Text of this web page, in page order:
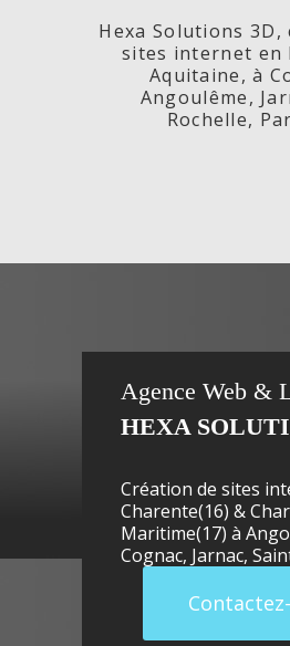
Hexa Solutions 3D,
sites internet en
Aquitaine, à
Angoulême,
Rochelle,
Agence Web &
HEXA
Création de sites
Charente(16) &
Maritime(17) à
Cognac, Jarnac,